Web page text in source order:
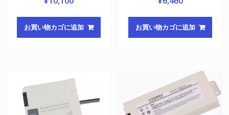
お買い物カゴに追加 お買い物カゴに追加